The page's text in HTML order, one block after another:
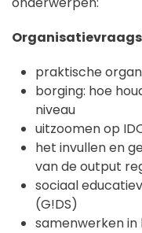
praktische
borging: hoe
niveau
uitzoomen op
het invullen en
van de output
sociaal
(G!DS)
samenwerken